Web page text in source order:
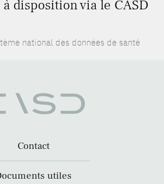
disposition via le CASD
national des données de santé
Contact
utiles